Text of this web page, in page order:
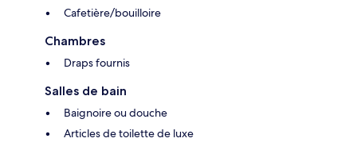
Cafetière/bouilloire
Chambres
Draps fournis
Salles de bain
Baignoire ou douche
Articles de toilette de luxe